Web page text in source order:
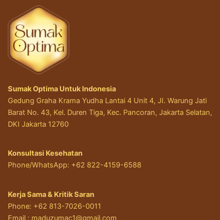
Sumak Optima Untuk Indonesia
Gedung Graha Krama Yudha Lantai 4 Unit 4, JI. Warung Jati
Barat No. 43, Kel. Duren Tiga, Kec. Pancoran, Jakarta Selatan,
DKI Jakarta 12760
Konsultasi Kesehatan
Phone/WhatsApp: +62 822-4159-6588
Kerja Sama & Kritik Saran
Phone: +62 813-7026-0011
Email : maduzumac1@gmail.com